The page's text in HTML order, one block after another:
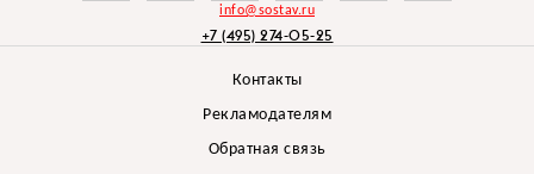
info@sostav.ru
+7 (495) 274-05-25
Контакты
Рекламодателям
Обратная связь